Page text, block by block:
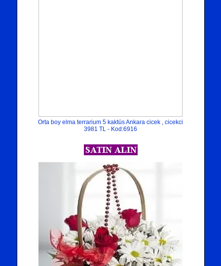
Orta boy elma terrarium 5 kaktüs Ankara cicek , cicekci
3981 TL - Kod:6916